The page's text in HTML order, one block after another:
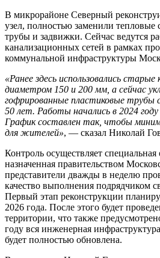
В микрорайоне Северный
узел, полностью заменили тепловые
трубы и задвижки. Сейчас ведутся
канализационных сетей в рамках
коммунальной инфраструктуры
«Ранее здесь использовались
диаметром 150 и 200 мм, а сейчас
гофрированные пластиковые трубы
50 лет. Работы начались в 2024
График составлен так, чтобы
для жителей», — сказал Николай
Контроль осуществляет специальная
назначенная правительством
представители дважды в неделю
качество выполнения подрядчиком
Первый этап реконструкции
2026 года. После этого будет
территории, что также
году вся инженерная
будет полностью обновлена.